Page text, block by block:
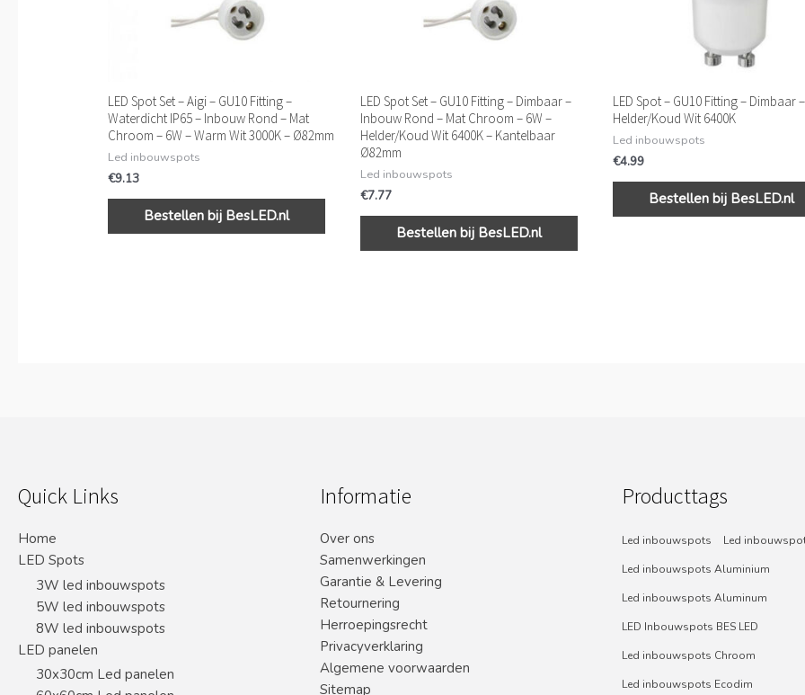
LED Spot Set – Aigi – GU10 Fitting –
Waterdicht IP65 – Inbouw Rond – Mat
Chroom – 6W – Warm Wit 3000K – Ø82mm
Led inbouwspots
€9.13
Bestellen bij BesLED.nl
LED Spot Set – GU10 Fitting – Dimbaar –
Inbouw Rond – Mat Chroom – 6W –
Helder/Koud Wit 6400K – Kantelbaar
Ø82mm
Led inbouwspots
€7.77
Bestellen bij BesLED.nl
LED Spot – GU10 Fitting – Dimbaar
Helder/Koud Wit 6400K
Led inbouwspots
€4.99
Bestellen bij BesLED.nl
Quick Links
Home
LED Spots
3W led inbouwspots
5W led inbouwspots
8W led inbouwspots
LED panelen
30x30cm Led panelen
Informatie
Over ons
Samenwerkingen
Garantie & Levering
Retournering
Herroepingsrecht
Privacyverklaring
Algemene voorwaarden
Sitemap
Producttags
Led inbouwspots
Led
Led inbouwspots Aluminium
Led inbouwspots Aluminum
LED Inbouwspots BES LED
Led inbouwspots Chroom
Led inbouwspots Ecodim